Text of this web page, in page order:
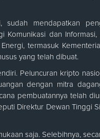
sudah mendapatkan
dan Informasi,
termasuk
yang telah dibuat.
Peluncuran kripto
dengan mitra
pembuatannya telah
Direktur Dewan Tinggi
saja. Selebihnya,